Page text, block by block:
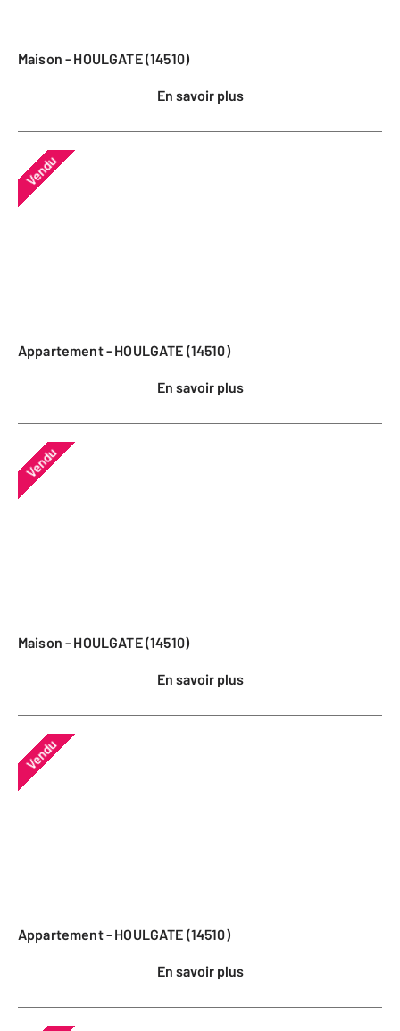
Maison - HOULGATE (14510)
En savoir plus
Vendu
Appartement - HOULGATE (14510)
En savoir plus
Vendu
Maison - HOULGATE (14510)
En savoir plus
Vendu
Appartement - HOULGATE (14510)
En savoir plus